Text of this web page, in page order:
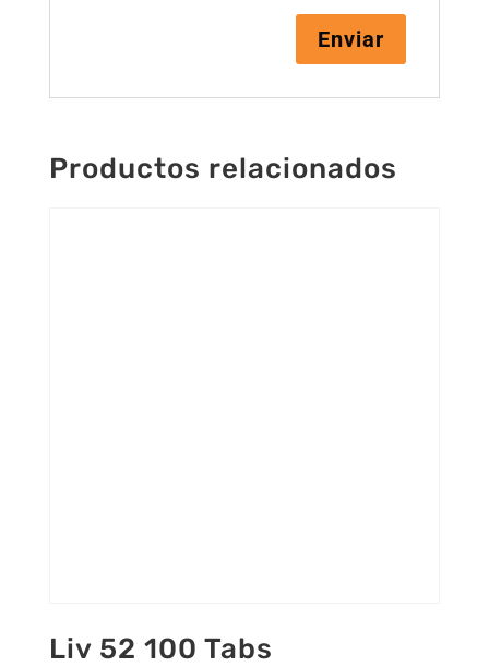
Productos relacionados
Liv 52 100 Tabs